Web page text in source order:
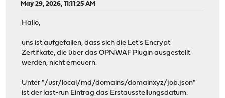
May 29, 2026, 11:11:25 AM
Hallo,
uns ist aufgefallen, dass sich die Let's Encrypt
Zertifkate, die über das OPNWAF Plugin ausgestellt
werden, nicht erneuern.
Unter "/usr/local/md/domains/domainxyz/job.json"
ist der last-run Eintrag das Erstausstellungsdatum.